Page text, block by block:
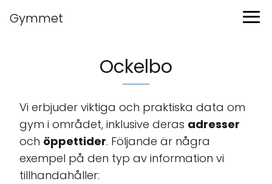
Gymmet
Ockelbo
Vi erbjuder viktiga och praktiska data om
gym i området, inklusive deras adresser
och öppettider. Följande är några
exempel på den typ av information vi
tillhandahåller: